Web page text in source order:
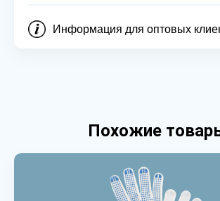
Информация для оптовых
Похожие